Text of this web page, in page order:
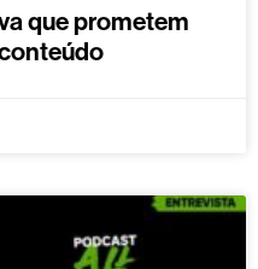
que prometem